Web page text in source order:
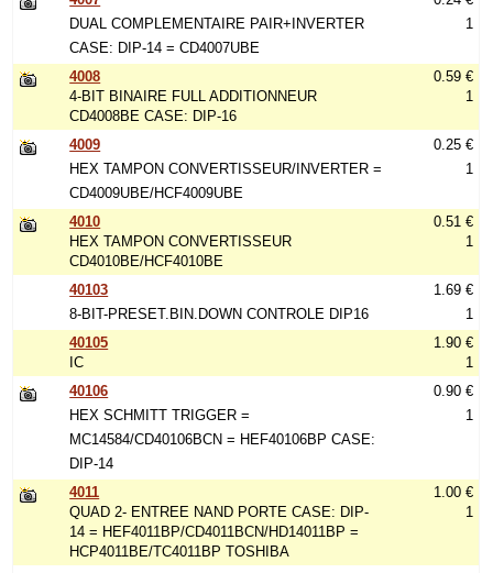
DUAL COMPLEMENTAIRE PAIR+INVERTER
CASE: DIP-14 = CD4007UBE
1
4008
4-BIT BINAIRE FULL ADDITIONNEUR
CD4008BE CASE: DIP-16
0.59 €
1
4009
HEX TAMPON CONVERTISSEUR/INVERTER =
CD4009UBE/HCF4009UBE
0.25 €
1
4010
HEX TAMPON CONVERTISSEUR
CD4010BE/HCF4010BE
0.51 €
1
40103
8-BIT-PRESET.BIN.DOWN CONTROLE DIP16
1.69 €
1
40105
IC
1.90 €
1
40106
HEX SCHMITT TRIGGER =
MC14584/CD40106BCN = HEF40106BP CASE:
DIP-14
0.90 €
1
4011
QUAD 2- ENTREE NAND PORTE CASE: DIP-
14 = HEF4011BP/CD4011BCN/HD14011BP =
HCP4011BE/TC4011BP TOSHIBA
1.00 €
1